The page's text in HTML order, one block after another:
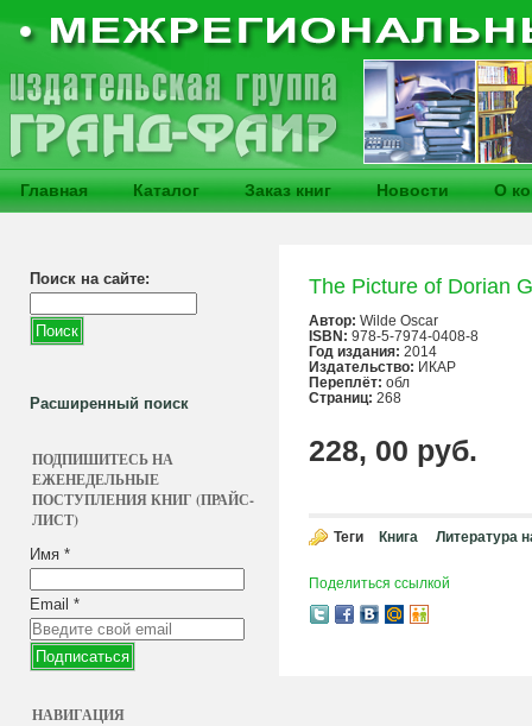
Главная Каталог Заказ книг Новости О
Поиск на сайте:
Расширенный поиск
ПОДПИШИТЕСЬ НА
ЕЖЕНЕДЕЛЬНЫЕ
ПОСТУПЛЕНИЯ КНИГ (ПРАЙС-
ЛИСТ)
Имя *
Email *
НАВИГАЦИЯ
The Picture of Dorian
Автор: Wilde Oscar
ISBN: 978-5-7974-0408-8
Год издания: 2014
Издательство: ИКАР
Переплёт: обл
Страниц: 268
228, 00 руб.
Теги Книга Литература
Поделиться ссылкой